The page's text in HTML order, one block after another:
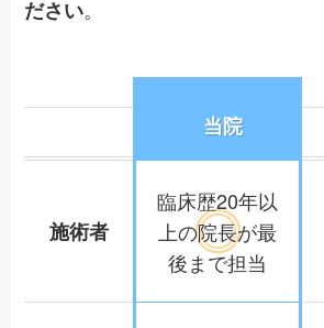
ださい。
当院
施術者
臨床歴20年以
上の院長が最
後まで担当